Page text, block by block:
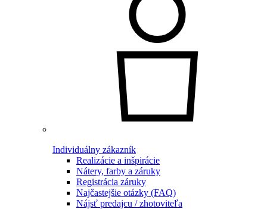
Individuálny zákazník
Realizácie a inšpirácie
Nátery, farby a záruky
Registrácia záruky
Najčastejšie otázky (FAQ)
Nájsť predajcu / zhotoviteľa